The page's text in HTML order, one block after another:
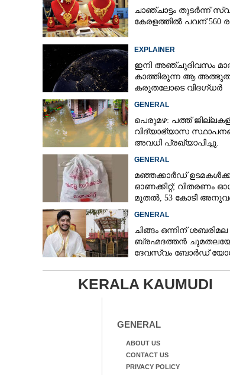
ചാഞ്ചാട്ടം തുടർന്ന്
കേരളത്തിൽ പവന് 560
EXPLAINER
ഇനി അഞ്ചുദിവസം
കാത്തിരുന്ന ആ
കരുതലോടെ വിദഗ്ധർ
GENERAL
പെരുമഴ: പത്ത്
വിദ്യാഭ്യാസ
അവധി പ്രഖ്യാപിച്ചു.
GENERAL
മഞ്ഞക്കാർഡ്
ഓണക്കിറ്റ്; വിതരണം
മുതൽ, 53 കോടി
GENERAL
ചിങ്ങം ഒന്നിന് ശബരിമല
ബ്രഹ്മദത്തൻ
ദേവസ്വം ബോർഡ്
KERALA KAUMUDI
GENERAL
ABOUT US
CONTACT US
PRIVACY POLICY